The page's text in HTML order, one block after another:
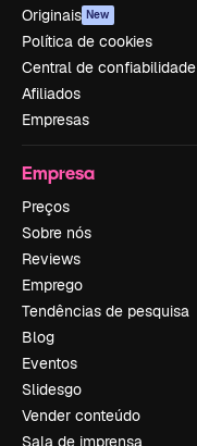
Originais New
Política de cookies
Central de confiabilidade
Afiliados
Empresas
Empresa
Preços
Sobre nós
Reviews
Emprego
Tendências de pesquisa
Blog
Eventos
Slidesgo
Vender conteúdo
Sala de imprensa